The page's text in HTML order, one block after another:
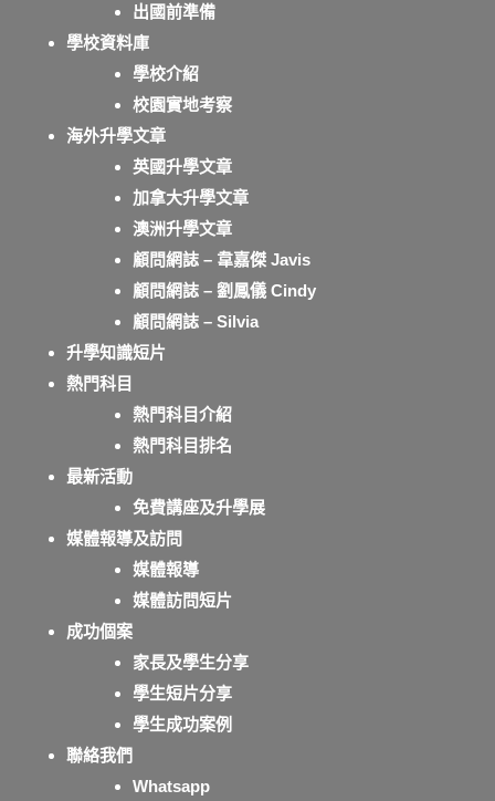
出國前準備
學校資料庫
學校介紹
校園實地考察
海外升學文章
英國升學文章
加拿大升學文章
澳洲升學文章
顧問網誌 – 韋嘉傑 Javis
顧問網誌 – 劉鳳儀 Cindy
顧問網誌 – Silvia
升學知識短片
熱門科目
熱門科目介紹
熱門科目排名
最新活動
免費講座及升學展
媒體報導及訪問
媒體報導
媒體訪問短片
成功個案
家長及學生分享
學生短片分享
學生成功案例
聯絡我們
Whatsapp